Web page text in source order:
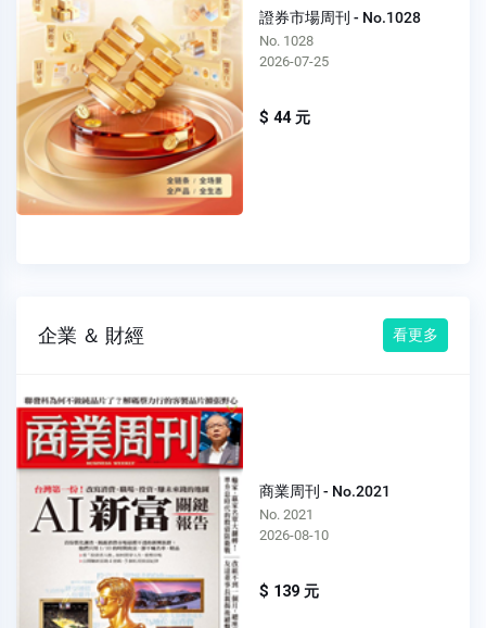
證券市場周刊 - No.1028
No. 1028
2026-07-25
$ 44 元
企業 ＆ 財經 看更多
商業周刊 - No.2021
No. 2021
2026-08-10
$ 139 元